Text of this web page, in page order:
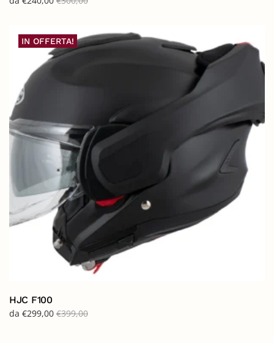
IN OFFERTA!
HJC F100
da €299,00 €399,00